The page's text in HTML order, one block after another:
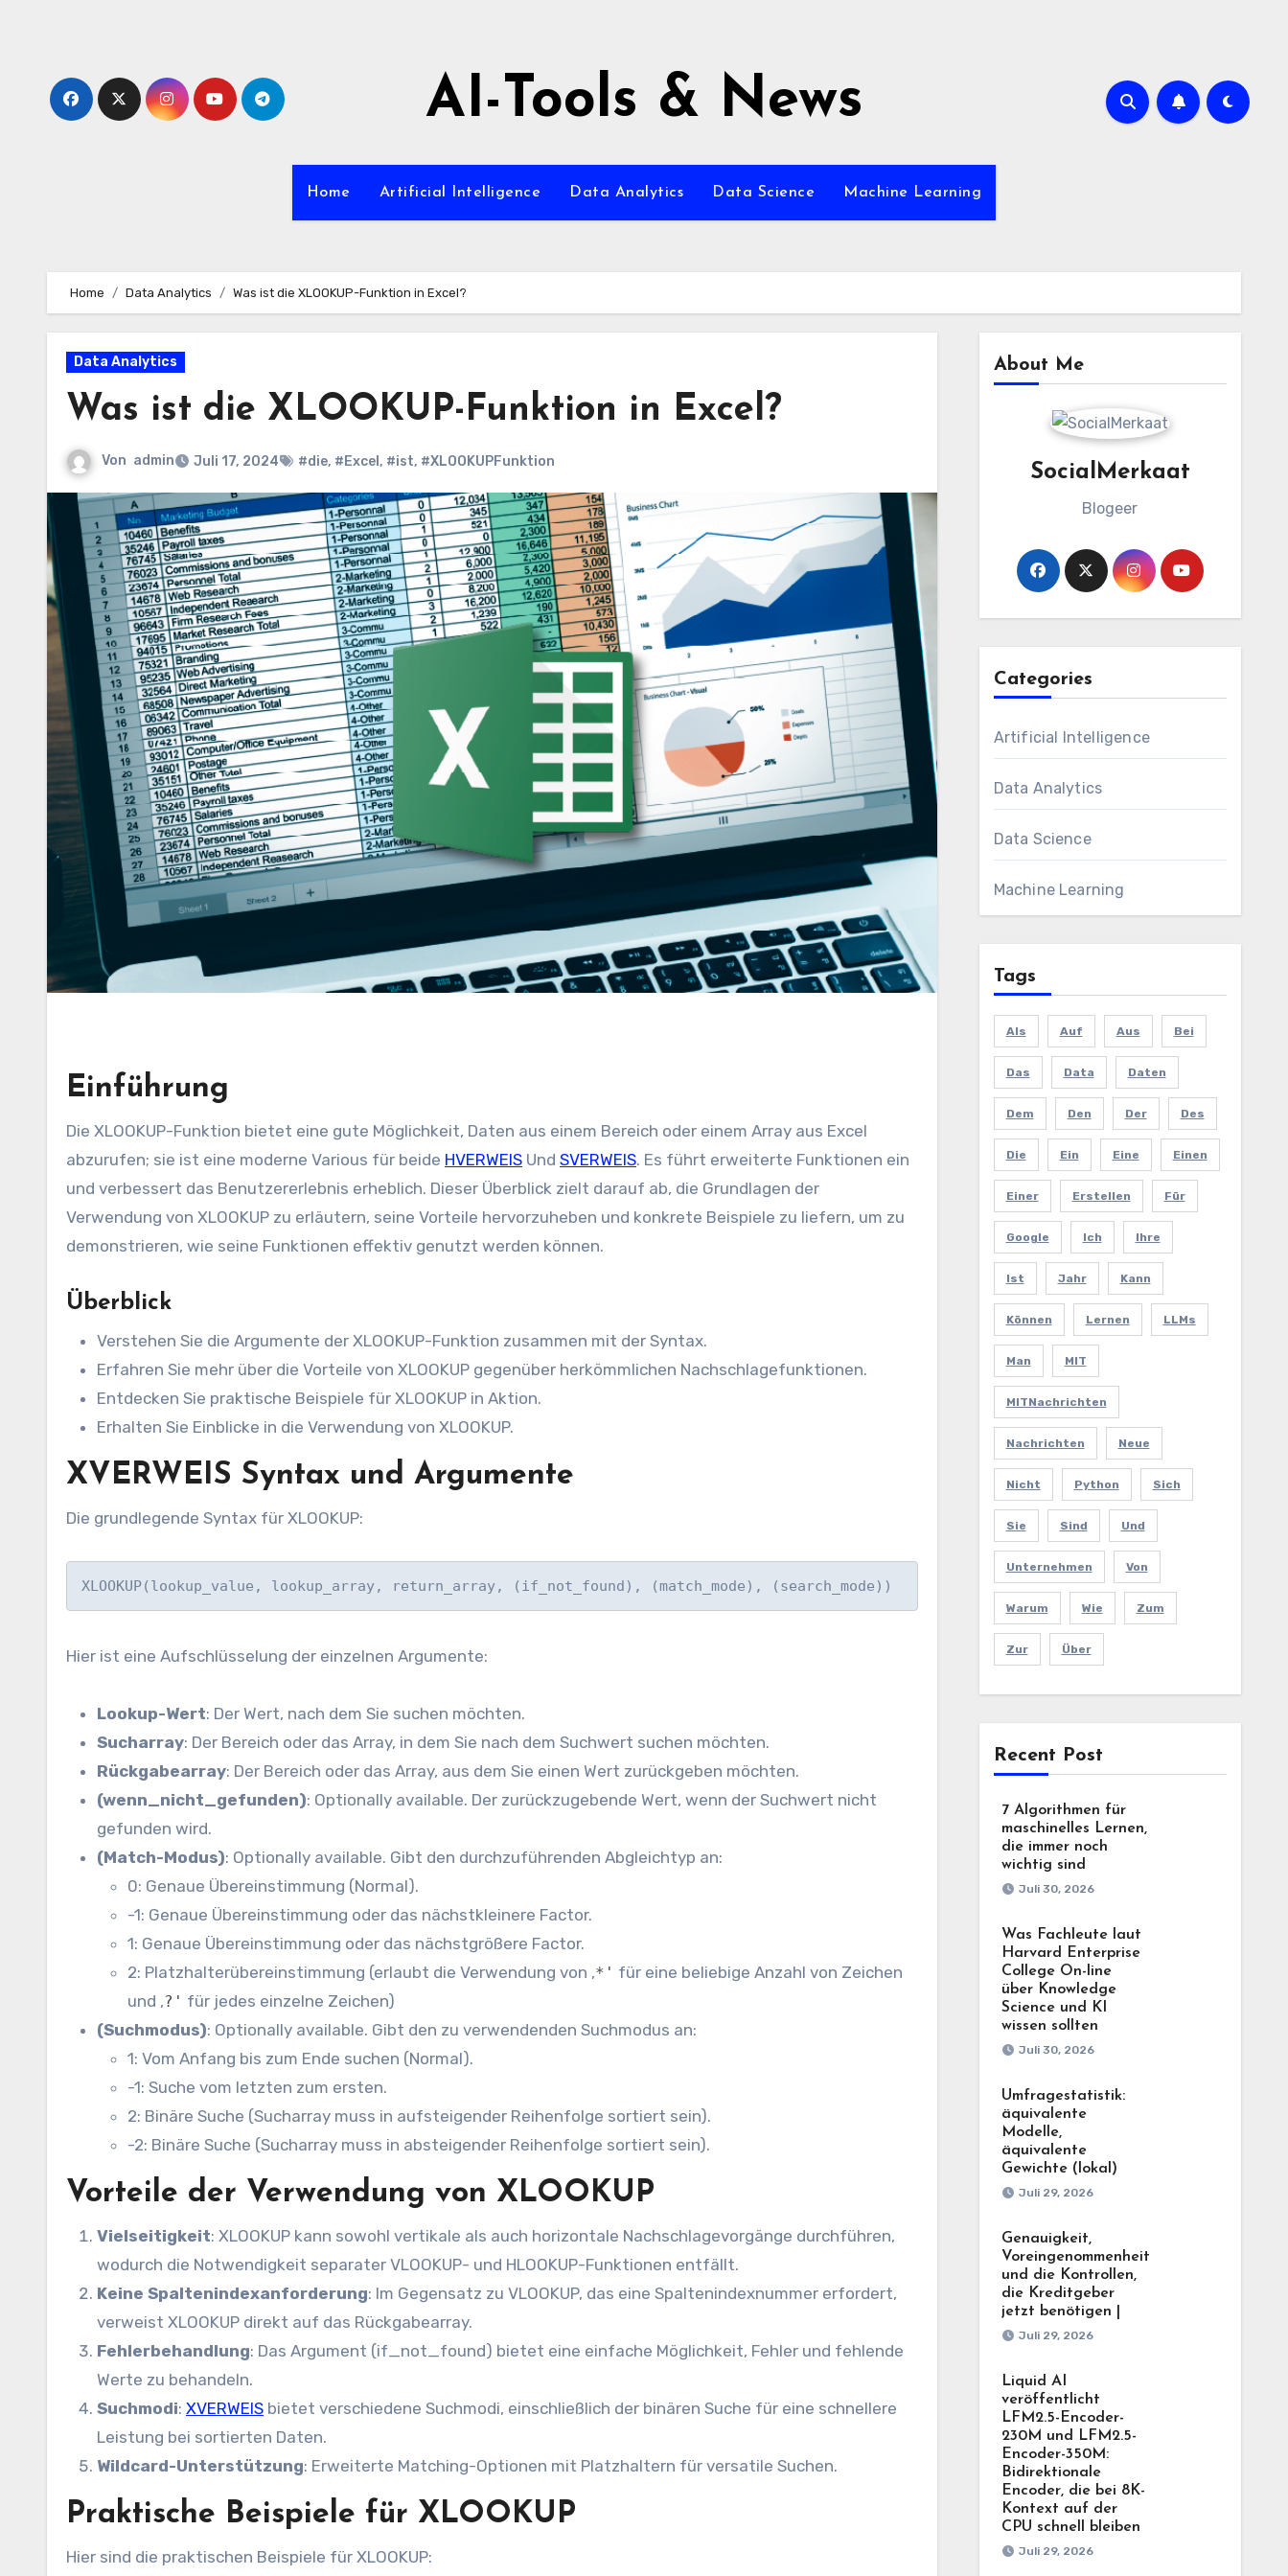
AI-Tools & News
Home Artificial Intelligence Data Analytics Data Science Machine Learning
Home Data Analytics Was ist die XLOOKUP-Funktion in Excel?
Data Analytics
Was ist die XLOOKUP-Funktion in Excel?
Von admin Juli 17, 2024 #die, #Excel , #ist, #XLOOKUPFunktion
Einführung
Die XLOOKUP-Funktion bietet eine gute Möglichkeit, Daten aus einem Bereich oder einem Array aus Excel
abzurufen; sie ist eine moderne Various für beide HVERWEIS Und SVERWEIS. Es führt erweiterte Funktionen ein
und verbessert das Benutzererlebnis erheblich. Dieser Überblick zielt darauf ab, die Grundlagen der
Verwendung von XLOOKUP zu erläutern, seine Vorteile hervorzuheben und konkrete Beispiele zu liefern, um zu
demonstrieren, wie seine Funktionen effektiv genutzt werden können.
Überblick
Verstehen Sie die Argumente der XLOOKUP-Funktion zusammen mit der Syntax.
Erfahren Sie mehr über die Vorteile von XLOOKUP gegenüber herkömmlichen Nachschlagefunktionen.
Entdecken Sie praktische Beispiele für XLOOKUP in Aktion.
Erhalten Sie Einblicke in die Verwendung von XLOOKUP.
XVERWEIS Syntax und Argumente
Die grundlegende Syntax für XLOOKUP:
XLOOKUP(lookup_value, lookup_array, return_array, (if_not_found), (match_mode), (search_mode))
Hier ist eine Aufschlüsselung der einzelnen Argumente:
Lookup-Wert: Der Wert, nach dem Sie suchen möchten.
Sucharray: Der Bereich oder das Array, in dem Sie nach dem Suchwert suchen möchten.
Rückgabearray: Der Bereich oder das Array, aus dem Sie einen Wert zurückgeben möchten.
(wenn_nicht_gefunden): Optionally available. Der zurückzugebende Wert, wenn der Suchwert nicht
gefunden wird.
(Match-Modus): Optionally available. Gibt den durchzuführenden Abgleichtyp an:
0: Genaue Übereinstimmung (Normal).
-1: Genaue Übereinstimmung oder das nächstkleinere Factor.
1: Genaue Übereinstimmung oder das nächstgrößere Factor.
2: Platzhalterübereinstimmung (erlaubt die Verwendung von ‚*' für eine beliebige Anzahl von Zeichen
und ‚?' für jedes einzelne Zeichen)
(Suchmodus): Optionally available. Gibt den zu verwendenden Suchmodus an:
1: Vom Anfang bis zum Ende suchen (Normal).
-1: Suche vom letzten zum ersten.
2: Binäre Suche (Sucharray muss in aufsteigender Reihenfolge sortiert sein).
-2: Binäre Suche (Sucharray muss in absteigender Reihenfolge sortiert sein).
Vorteile der Verwendung von XLOOKUP
Vielseitigkeit: XLOOKUP kann sowohl vertikale als auch horizontale Nachschlagevorgänge durchführen,
wodurch die Notwendigkeit separater VLOOKUP- und HLOOKUP-Funktionen entfällt.
Keine Spaltenindexanforderung: Im Gegensatz zu VLOOKUP, das eine Spaltenindexnummer erfordert,
verweist XLOOKUP direkt auf das Rückgabearray.
Fehlerbehandlung: Das Argument (if_not_found) bietet eine einfache Möglichkeit, Fehler und fehlende
Werte zu behandeln.
Suchmodi: XVERWEIS bietet verschiedene Suchmodi, einschließlich der binären Suche für eine schnellere
Leistung bei sortierten Daten.
Wildcard-Unterstützung: Erweiterte Matching-Optionen mit Platzhaltern für versatile Suchen.
Praktische Beispiele für XLOOKUP
Hier sind die praktischen Beispiele für XLOOKUP:
About Me
SocialMerkaat
Blogeer
Categories
Artificial Intelligence
Data Analytics
Data Science
Machine Learning
Tags
Als Auf Aus Bei
Das Data Daten
Dem Den Der Des
Die Ein Eine Einen
Einer Erstellen Für
Google Ich Ihre
Ist Jahr Kann
Können Lernen LLMs
Man MIT
MITNachrichten
Nachrichten Neue
Nicht Python Sich
Sie Sind Und
Unternehmen Von
Warum Wie Zum
Zur Über
Recent Post
7 Algorithmen für
maschinelles Lernen,
die immer noch
wichtig sind
Juli 30, 2026
Was Fachleute laut
Harvard Enterprise
College On-line
über Knowledge
Science und KI
wissen sollten
Juli 30, 2026
Umfragestatistik:
äquivalente
Modelle,
äquivalente
Gewichte (lokal)
Juli 29, 2026
Genauigkeit,
Voreingenommenheit
und die Kontrollen,
die Kreditgeber
jetzt benötigen |
Juli 29, 2026
Liquid AI
veröffentlicht
LFM2.5-Encoder-
230M und LFM2.5-
Encoder-350M:
Bidirektionale
Encoder, die bei 8K-
Kontext auf der
CPU schnell bleiben
Juli 29, 2026